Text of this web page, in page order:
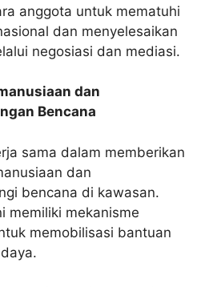
anggota untuk mematuhi
dan menyelesaikan
negosiasi dan mediasi.
dan
Bencana
sama dalam memberikan
dan
bencana di kawasan.
memiliki mekanisme
memobilisasi bantuan